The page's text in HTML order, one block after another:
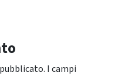
I campi